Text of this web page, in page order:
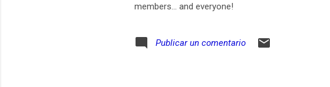
members… and everyone!
Publicar un comentario